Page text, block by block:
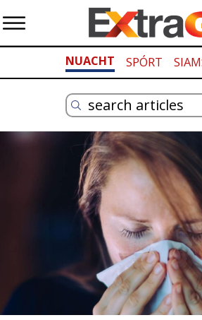
NUACHT SPÓRT